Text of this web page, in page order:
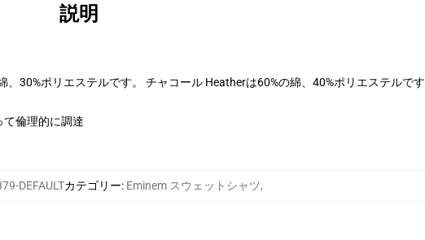
説明
30%ポリエステルです。 チャコール Heatherは60%の綿、40%ポリエステルです
倫理的に調達
DEFAULTカテゴリー: Eminem スウェットシャツ,